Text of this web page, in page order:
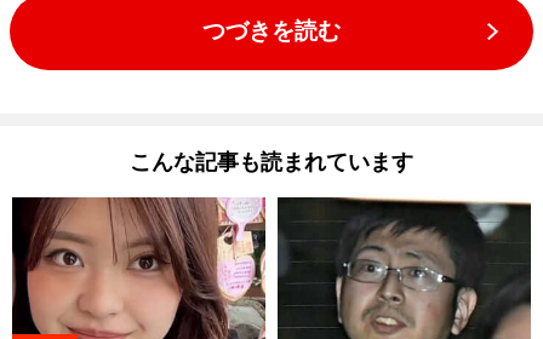
つづきを読む
こんな記事も読まれています